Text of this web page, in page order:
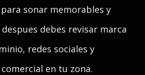
sonar memorables y
debes revisar marca
redes sociales y
en tu zona.